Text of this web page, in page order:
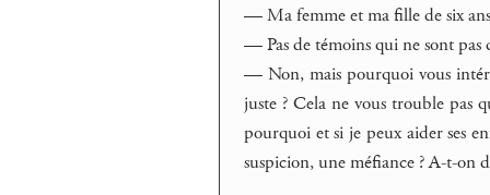
— Ma femme et ma fille de six
— Pas de témoins qui ne sont pas
— Non, mais pourquoi vous
juste ? Cela ne vous trouble pas
pourquoi et si je peux aider ses
suspicion, une méfiance ? A-t-on